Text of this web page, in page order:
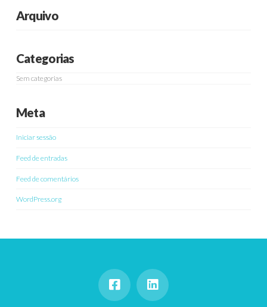
Arquivo
Categorias
Sem categorias
Meta
Iniciar sessão
Feed de entradas
Feed de comentários
WordPress.org